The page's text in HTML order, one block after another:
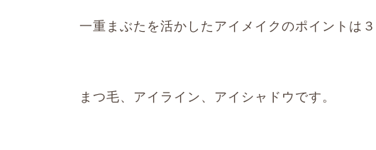
一重まぶたを活かしたアイメイクのポイントは３
まつ毛、アイライン、アイシャドウです。